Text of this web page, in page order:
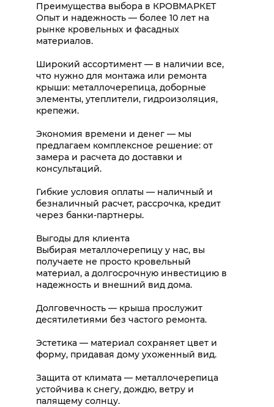
Преимущества выбора в КРОВМАРКЕТ
Опыт и надежность — более 10 лет на
рынке кровельных и фасадных
материалов.
Широкий ассортимент — в наличии все,
что нужно для монтажа или ремонта
крыши: металлочерепица, доборные
элементы, утеплители, гидроизоляция,
крепежи.
Экономия времени и денег — мы
предлагаем комплексное решение: от
замера и расчета до доставки и
консультаций.
Гибкие условия оплаты — наличный и
безналичный расчет, рассрочка, кредит
через банки-партнеры.
Выгоды для клиента
Выбирая металлочерепицу у нас, вы
получаете не просто кровельный
материал, а долгосрочную инвестицию в
надежность и внешний вид дома.
Долговечность — крыша прослужит
десятилетиями без частого ремонта.
Эстетика — материал сохраняет цвет и
форму, придавая дому ухоженный вид.
Защита от климата — металлочерепица
устойчива к снегу, дождю, ветру и
палящему солнцу.